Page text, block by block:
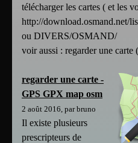
télécharger les cartes ( et les
http://download.osmand.net/
ou DIVERS/OSMAND/
voir aussi : regarder une
regarder une carte -
GPS GPX map osm
2 août 2016, par bruno
Il existe plusieurs
prescripteurs de